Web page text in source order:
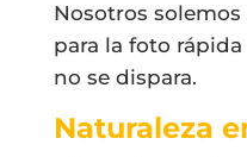
Nosotros
para la foto
no se dispara.
Naturaleza